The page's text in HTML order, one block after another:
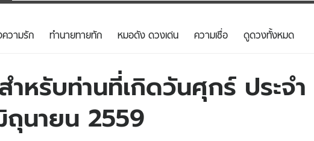
ดูดวง - ตรวจหวย
สถิติหวยไทย
หวยลาว
ไลฟ์สไตล์
วัยรุ่น
เกมส์
วามรัก ทํานายทายทัก หมอดัง ดวงเด่น ความเชื่อ ดูดวงทั้งหมด
หรับท่านที่เกิดวันศุกร์ ประจำ
นายน 2559